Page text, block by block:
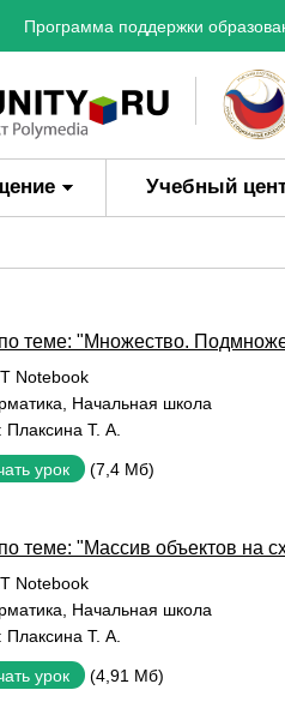
Программа поддержки
Учебный
теме: "Множество.
Notebook
Начальная школа
Плаксина Т. А.
урок (7,4 Мб)
теме: "Массив объектов на
Notebook
Начальная школа
Плаксина Т. А.
урок (4,91 Мб)